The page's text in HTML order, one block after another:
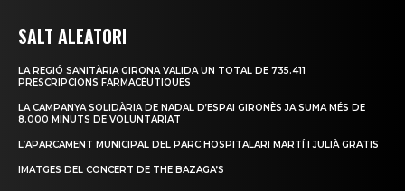
SALT ALEATORI
LA REGIÓ SANITÀRIA GIRONA VALIDA UN TOTAL DE 735.411
PRESCRIPCIONS FARMACÈUTIQUES
LA CAMPANYA SOLIDÀRIA DE NADAL D’ESPAI GIRONÈS JA SUMA MÉS DE
8.000 MINUTS DE VOLUNTARIAT
L’APARCAMENT MUNICIPAL DEL PARC HOSPITALARI MARTÍ I JULIÀ GRATIS
IMATGES DEL CONCERT DE THE BAZAGA’S